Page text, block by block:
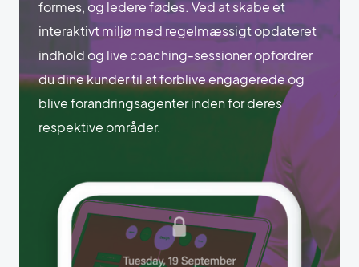
formes, og ledere fødes. Ved at skabe et
interaktivt miljø med regelmæssigt opdateret
indhold og live coaching-sessioner opfordrer
du dine kunder til at forblive engagerede og
blive forandringsagenter inden for deres
respektive områder.